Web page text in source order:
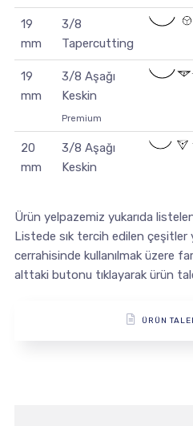
19
mm
3/8
Tapercutting
19
mm
3/8 Aşağı
Keskin
Premium
20
mm
3/8 Aşağı
Keskin
Ürün yelpazemiz yukarıda
Listede sık tercih edilen çeşitler
cerrahisinde kullanılmak üzere
alttaki butonu tıklayarak ürün
ÜRÜN